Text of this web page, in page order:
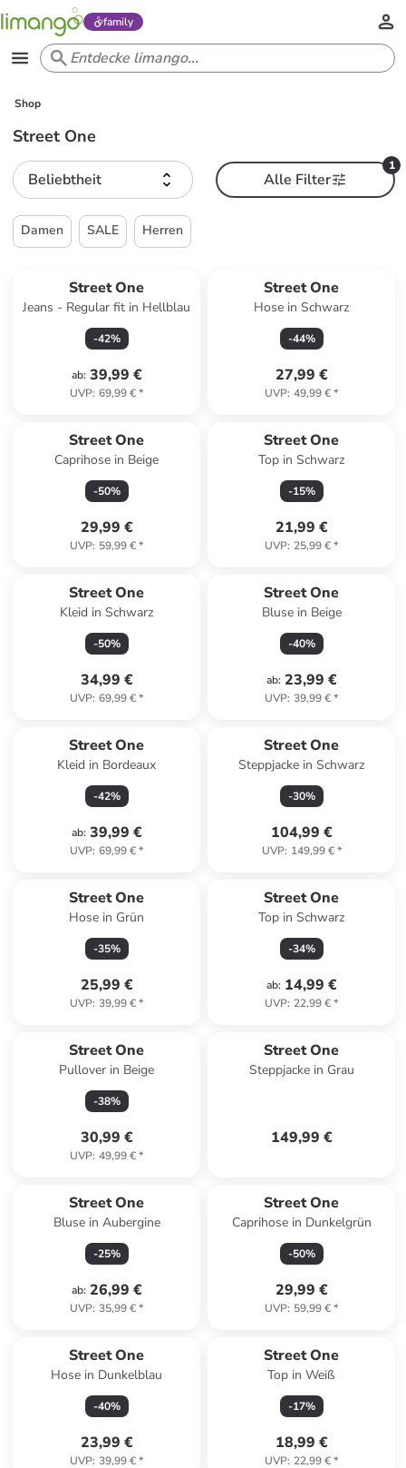
family
Shop
Street One
Beliebtheit
1
Alle Filter
Damen SALE Herren
Street One
Jeans - Regular fit in Hellblau
-42%
ab: 39,99 €
UVP: 69,99 €*
Street One
Hose in Schwarz
-44%
27,99 €
UVP: 49,99 €*
Street One
Caprihose in Beige
-50%
29,99 €
UVP: 59,99 €*
Street One
Top in Schwarz
-15%
21,99 €
UVP: 25,99 €*
Street One
Kleid in Schwarz
-50%
34,99 €
UVP: 69,99 €*
Street One
Bluse in Beige
-40%
ab: 23,99 €
UVP: 39,99 €*
Street One
Kleid in Bordeaux
-42%
ab: 39,99 €
UVP: 69,99 €*
Street One
Steppjacke in Schwarz
-30%
104,99 €
UVP: 149,99 €*
Street One
Hose in Grün
-35%
25,99 €
UVP: 39,99 €*
Street One
Top in Schwarz
-34%
ab: 14,99 €
UVP: 22,99 €*
Street One
Pullover in Beige
-38%
30,99 €
UVP: 49,99 €*
Street One
Steppjacke in Grau
149,99 €
Street One
Bluse in Aubergine
-25%
ab: 26,99 €
UVP: 35,99 €*
Street One
Caprihose in Dunkelgrün
-50%
29,99 €
UVP: 59,99 €*
Street One
Hose in Dunkelblau
-40%
23,99 €
UVP: 39,99 €*
Street One
Top in Weiß
-17%
18,99 €
UVP: 22,99 €*